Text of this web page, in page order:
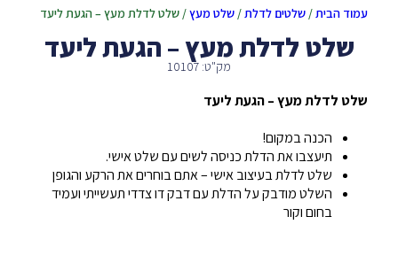
עמוד הבית/שלטים לדלת/שלט מעץ/ שלט לדלת מעץ – הגעת ליעד
שלט לדלת מעץ – הגעת ליעד
מק"ט: 10107
שלט לדלת מעץ – הגעת ליעד
הכנה במקום!
תיעצבו את הדלת כניסה לשים עם שלט אישי.
שלט לדלת בעיצוב אישי – אתם בוחרים את הרקע והגופן
השלט מודבק על הדלת עם דבק דו צדדי תעשייתי ועמיד
בחום וקור